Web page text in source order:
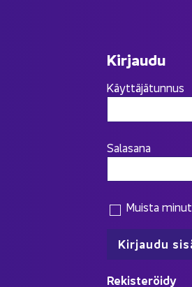
Kir­jau­du
Käyttäjätunnus
Salasana
Muista minut
Re­kis­te­röi­dy